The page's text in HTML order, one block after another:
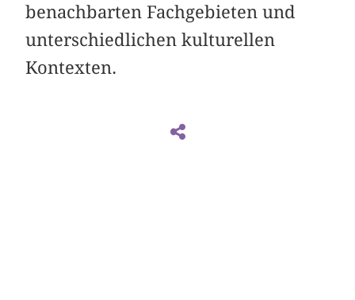
benachbarten Fachgebieten und
unterschiedlichen kulturellen
Kontexten.